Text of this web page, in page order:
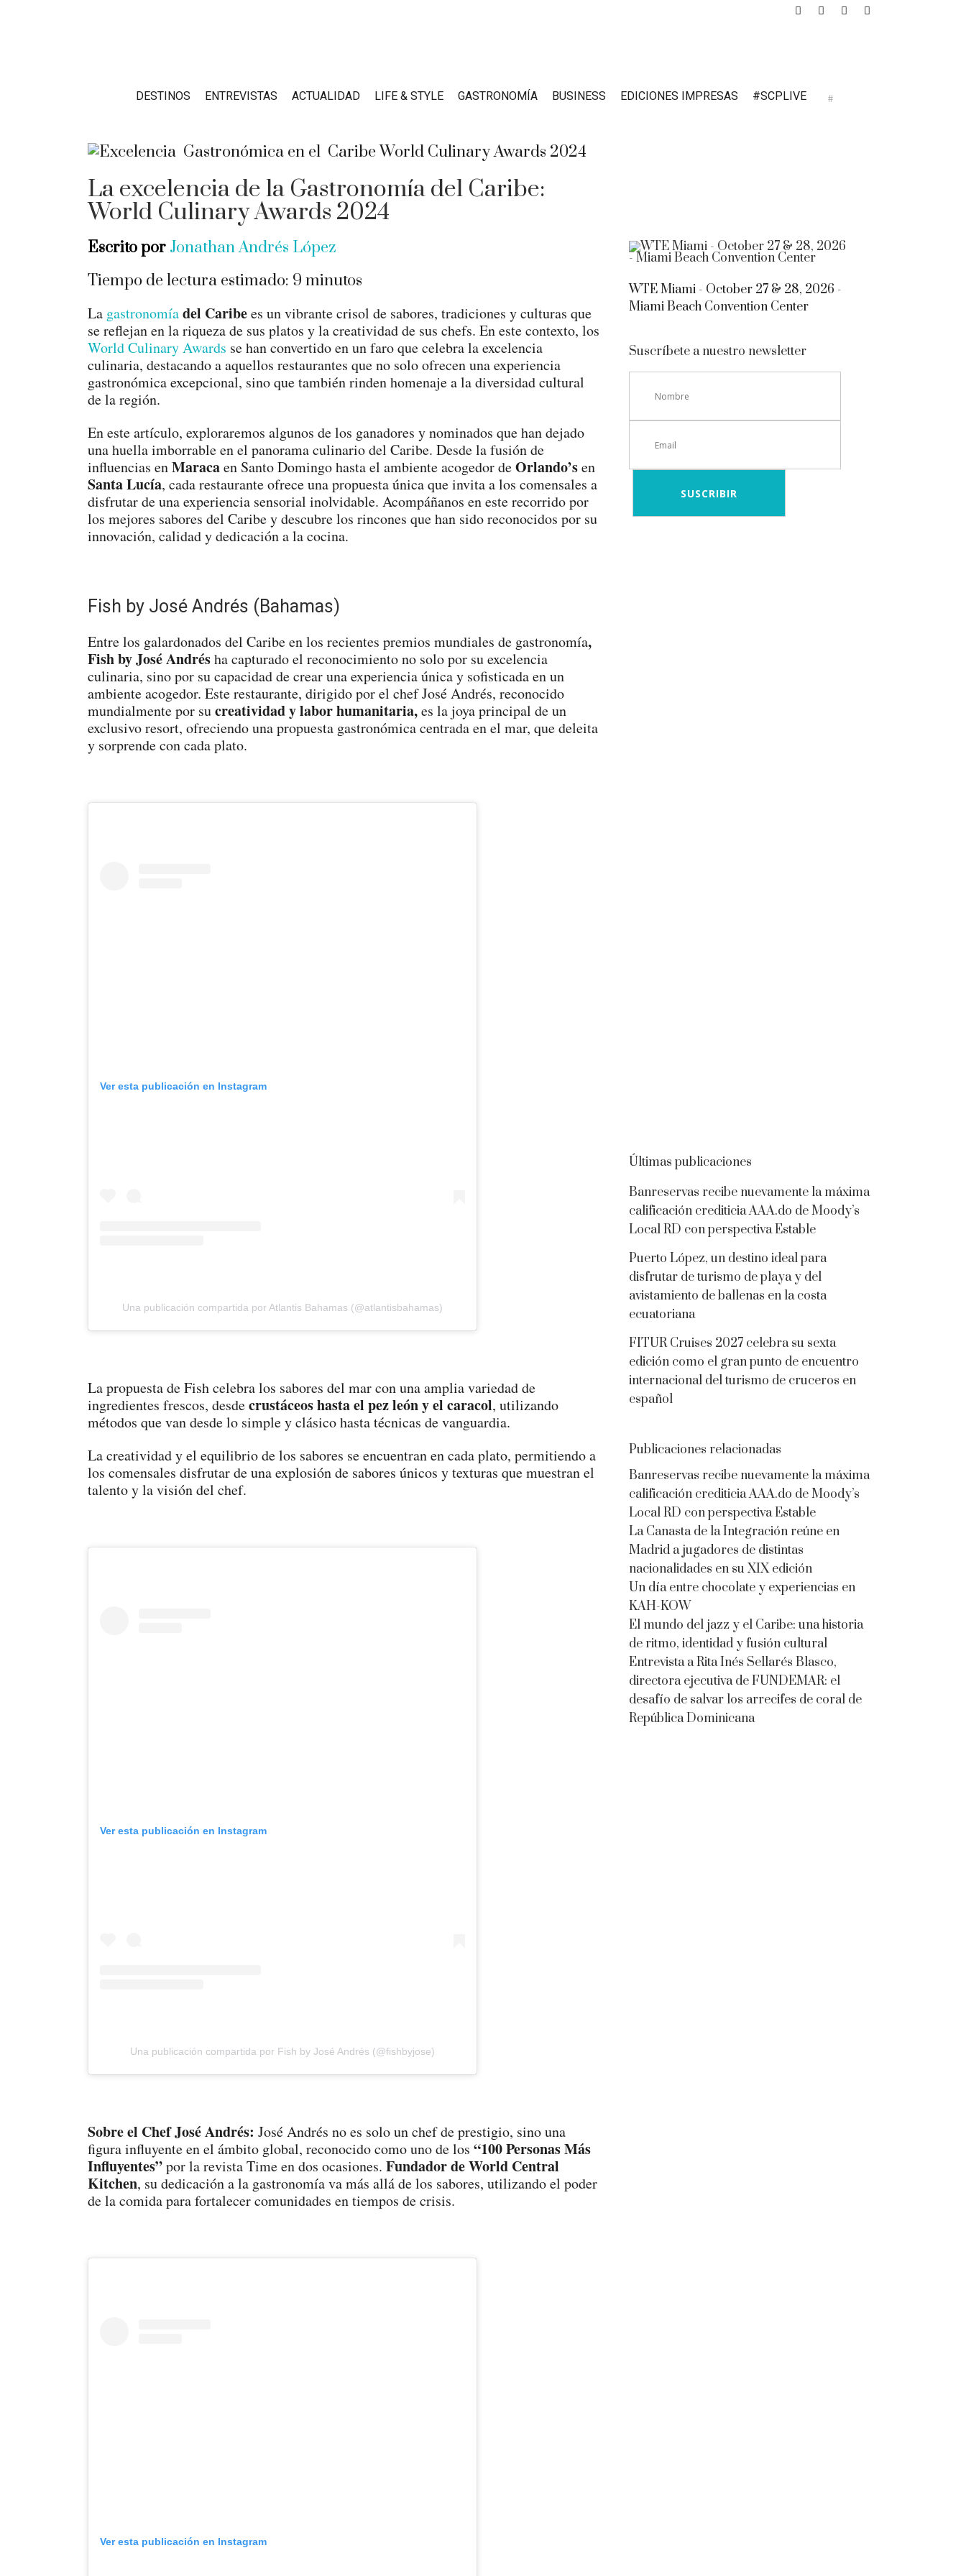
DESTINOS ENTREVISTAS ACTUALIDAD LIFE & STYLE GASTRONOMÍA BUSINESS EDICIONES IMPRESAS #SCPLIVE
La excelencia de la Gastronomía del Caribe:
World Culinary Awards 2024
Escrito por Jonathan Andrés López
Tiempo de lectura estimado: 9 minutos
La gastronomíadel Caribees un vibrante crisol de sabores, tradiciones y culturas que
se reflejan en la riqueza de sus platos y la creatividad de sus chefs. En este contexto, los
World Culinary Awards se han convertido en un faro que celebra la excelencia
culinaria, destacando a aquellos restaurantes que no solo ofrecen una experiencia
gastronómica excepcional, sino que también rinden homenaje a la diversidad cultural
de la región.
En este artículo, exploraremos algunos de los ganadores y nominados que han dejado
una huella imborrable en el panorama culinario del Caribe. Desde la fusión de
influencias enMaracaen Santo Domingo hasta el ambiente acogedor deOrlando’sen
Santa Lucía, cada restaurante ofrece una propuesta única que invita a los comensales a
disfrutar de una experiencia sensorial inolvidable. Acompáñanos en este recorrido por
los mejores sabores del Caribe y descubre los rincones que han sido reconocidos por su
innovación, calidad y dedicación a la cocina.
Fish by José Andrés (Bahamas)
Entre los galardonados del Caribe en los recientes premios mundiales de gastronomía,
Fishby José Andrésha capturado el reconocimiento no solo por su excelencia
culinaria, sino por su capacidad de crear una experiencia única y sofisticada en un
ambiente acogedor. Este restaurante, dirigido por el chef José Andrés, reconocido
mundialmente por sucreatividad y labor humanitaria,es la joya principal de un
exclusivo resort, ofreciendo una propuesta gastronómica centrada en el mar, que deleita
y sorprende con cada plato.
Ver esta publicación en Instagram
Una publicación compartida por Atlantis Bahamas (@atlantisbahamas)
La propuesta de Fish celebra los sabores del mar con una amplia variedad de
ingredientes frescos, desdecrustáceos hasta el pez león y el caracol, utilizando
métodos que van desde lo simple y clásico hasta técnicas de vanguardia.
La creatividad y el equilibrio de los sabores se encuentran en cada plato, permitiendo a
los comensales disfrutar de una explosión de sabores únicos y texturas que muestran el
talento y la visión del chef.
Ver esta publicación en Instagram
Una publicación compartida por Fish by José Andrés (@fishbyjose)
Sobre el Chef José Andrés: José Andrés no es solo un chef de prestigio, sino una
figura influyente en el ámbito global, reconocido como uno de los “100 Personas Más
Influyentes”por la revista Time en dos ocasiones. Fundador de World Central
Kitchen, su dedicación a la gastronomía va más allá de los sabores, utilizando el poder
de la comida para fortalecer comunidades en tiempos de crisis.
Ver esta publicación en Instagram
WTE Miami - October 27 & 28, 2026 -
Miami Beach Convention Center
Suscríbete a nuestro newsletter
Últimas publicaciones
Banreservas recibe nuevamente la máxima
calificación crediticia AAA.do de Moody’s
Local RD con perspectiva Estable
Puerto López, un destino ideal para
disfrutar de turismo de playa y del
avistamiento de ballenas en la costa
ecuatoriana
FITUR Cruises 2027 celebra su sexta
edición como el gran punto de encuentro
internacional del turismo de cruceros en
español
Publicaciones relacionadas
Banreservas recibe nuevamente la máxima
calificación crediticia AAA.do de Moody’s
Local RD con perspectiva Estable
La Canasta de la Integración reúne en
Madrid a jugadores de distintas
nacionalidades en su XIX edición
Un día entre chocolate y experiencias en
KAH-KOW
El mundo del jazz y el Caribe: una historia
de ritmo, identidad y fusión cultural
Entrevista a Rita Inés Sellarés Blasco,
directora ejecutiva de FUNDEMAR: el
desafío de salvar los arrecifes de coral de
República Dominicana